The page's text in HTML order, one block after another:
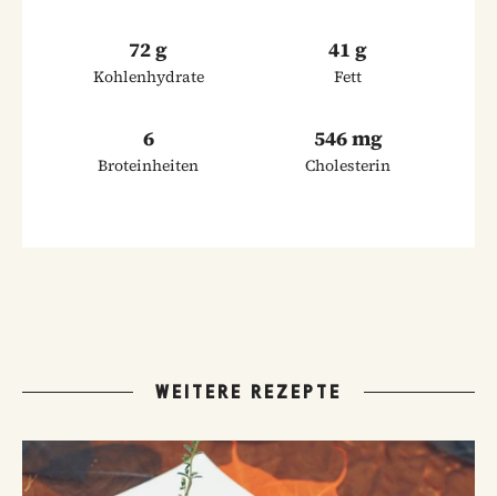
72 g
Kohlenhydrate
41 g
Fett
6
Broteinheiten
546 mg
Cholesterin
WEITERE REZEPTE